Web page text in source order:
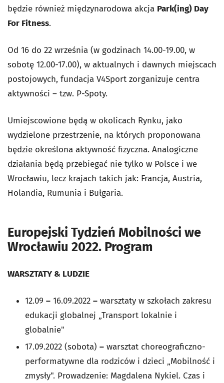
będzie również międzynarodowa akcja Park(ing) Day
For Fitness.
Od 16 do 22 września (w godzinach 14.00-19.00, w
sobotę 12.00-17.00), w aktualnych i dawnych miejscach
postojowych, fundacja V4Sport zorganizuje centra
aktywności – tzw. P-Spoty.
Umiejscowione będą w okolicach Rynku, jako
wydzielone przestrzenie, na których proponowana
będzie określona aktywność fizyczna. Analogiczne
działania będą przebiegać nie tylko w Polsce i we
Wrocławiu, lecz krajach takich jak: Francja, Austria,
Holandia, Rumunia i Bułgaria.
Europejski Tydzień Mobilności we
Wrocławiu 2022. Program
WARSZTATY & LUDZIE
12.09 – 16.09.2022 – warsztaty w szkołach zakresu
edukacji globalnej „Transport lokalnie i
globalnie"
17.09.2022 (sobota) – warsztat choreograficzno-
performatywne dla rodziców i dzieci „Mobilność i
zmysły". Prowadzenie: Magdalena Nykiel. Czas i